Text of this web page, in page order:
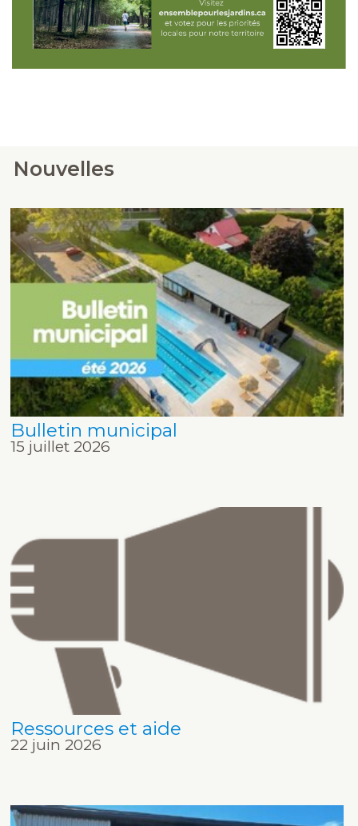
Nouvelles
Bulletin municipal
15 juillet 2026
Ressources et aide
22 juin 2026